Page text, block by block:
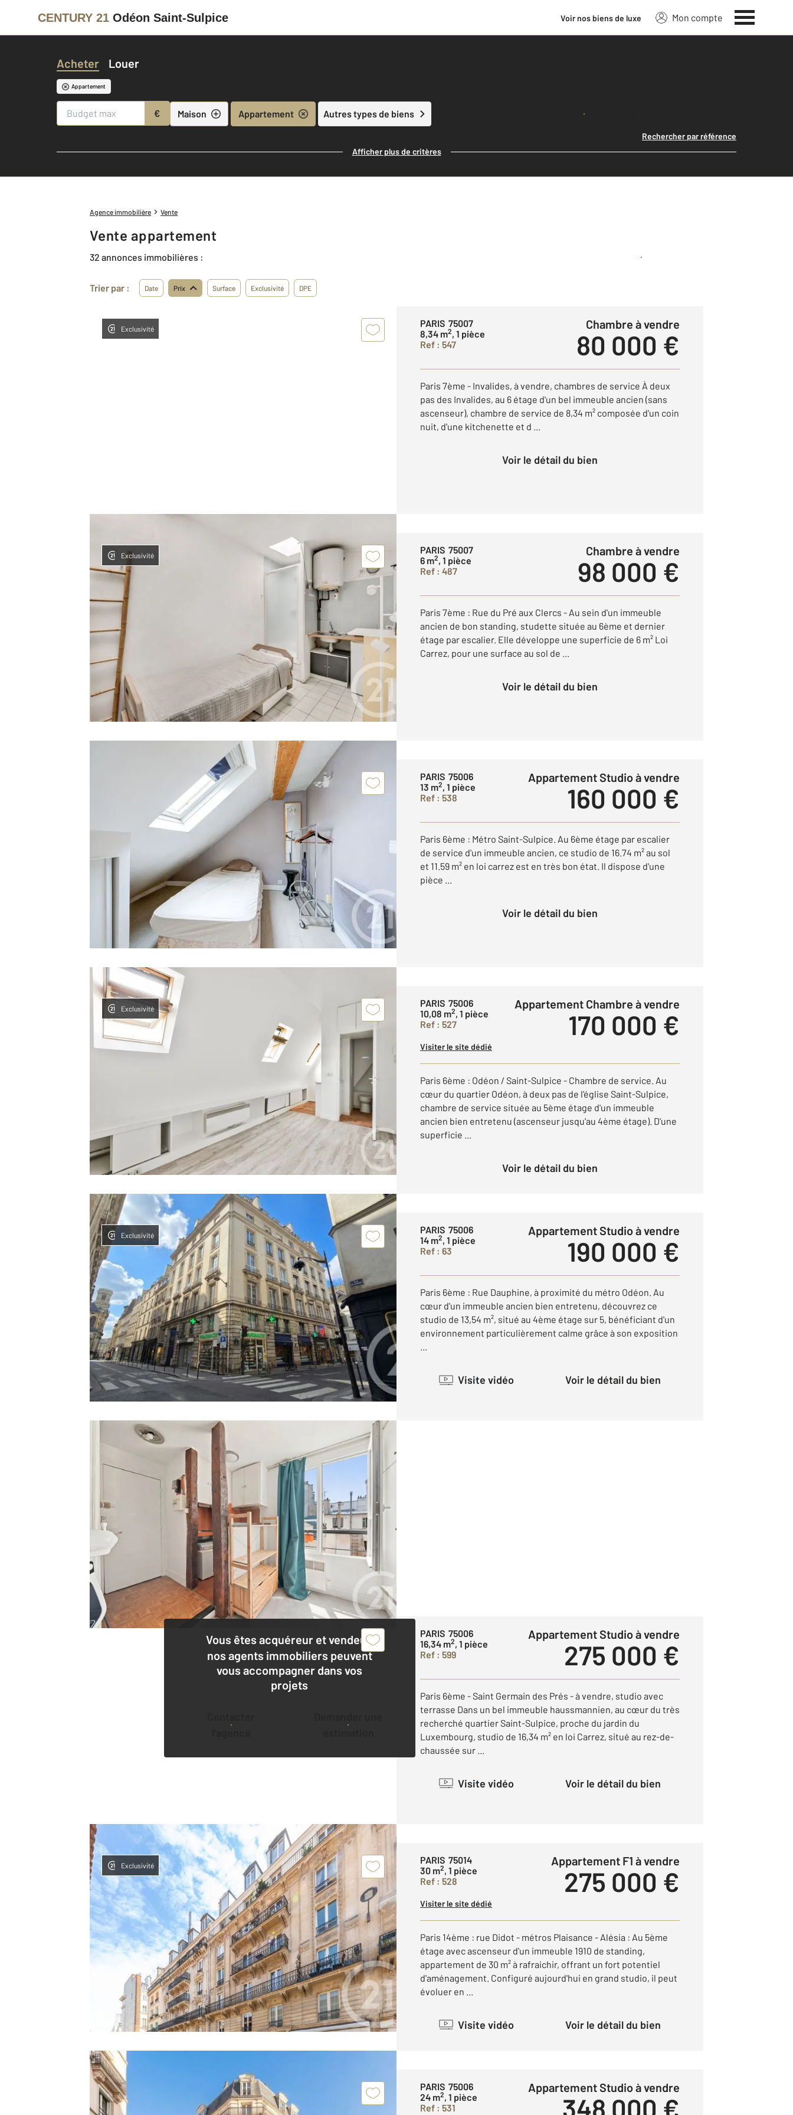
CENTURY 21 Odéon Saint-Sulpice Voir nos biens de luxe Mon compte
Acheter Louer
Appartement
€ Maison Appartement Autres types de biens Lancer ma recherche
Rechercher par référence
Afficher plus de critères
Agence immobilière Vente
Vente appartement
32 annonces immobilières : Créer une alerte
Trier par : Date Prix Surface Exclusivité DPE
Exclusivité
PARIS 75007
8,34 m2, 1 pièce
Ref : 547
Chambre à vendre
80 000 €
Paris 7ème - Invalides, à vendre, chambres de service À deux
pas des Invalides, au 6 étage d'un bel immeuble ancien (sans
ascenseur), chambre de service de 8,34 m² composée d'un coin
nuit, d'une kitchenette et d ...
Voir le détail du bien
Exclusivité
PARIS 75007
6 m2, 1 pièce
Ref : 487
Chambre à vendre
98 000 €
Paris 7ème : Rue du Pré aux Clercs - Au sein d'un immeuble
ancien de bon standing, studette située au 6ème et dernier
étage par escalier. Elle développe une superficie de 6 m² Loi
Carrez, pour une surface au sol de ...
Voir le détail du bien
PARIS 75006
13 m2, 1 pièce
Ref : 538
Appartement Studio à vendre
160 000 €
Paris 6ème : Métro Saint-Sulpice. Au 6ème étage par escalier
de service d'un immeuble ancien, ce studio de 16.74 m² au sol
et 11.59 m² en loi carrez est en très bon état. Il dispose d'une
pièce ...
Voir le détail du bien
Exclusivité
PARIS 75006
10,08 m2, 1 pièce
Ref : 527
Appartement Chambre à vendre
170 000 €
Visiter le site dédié
Paris 6ème : Odéon / Saint-Sulpice - Chambre de service. Au
cœur du quartier Odéon, à deux pas de l'église Saint-Sulpice,
chambre de service située au 5ème étage d'un immeuble
ancien bien entretenu (ascenseur jusqu'au 4ème étage). D'une
superficie ...
Voir le détail du bien
Exclusivité
PARIS 75006
14 m2, 1 pièce
Ref : 63
Appartement Studio à vendre
190 000 €
Paris 6ème : Rue Dauphine, à proximité du métro Odéon. Au
cœur d'un immeuble ancien bien entretenu, découvrez ce
studio de 13,54 m², situé au 4ème étage sur 5, bénéficiant d'un
environnement particulièrement calme grâce à son exposition
...
Visite vidéo Voir le détail du bien
Vous êtes acquéreur et vendeur,
nos agents immobiliers peuvent
vous accompagner dans vos
projets
PARIS 75006
16,34 m2, 1 pièce
Ref : 599
Appartement Studio à vendre
275 000 €
Paris 6ème - Saint Germain des Prés - à vendre, studio avec
terrasse Dans un bel immeuble haussmannien, au cœur du très
recherché quartier Saint-Sulpice, proche du jardin du
Luxembourg, studio de 16,34 m² en loi Carrez, situé au rez-de-
chaussée sur ...
Visite vidéo Voir le détail du bien
Exclusivité
PARIS 75014
30 m2, 1 pièce
Ref : 528
Appartement F1 à vendre
275 000 €
Visiter le site dédié
Paris 14ème : rue Didot - métros Plaisance - Alésia : Au 5ème
étage avec ascenseur d'un immeuble 1910 de standing,
appartement de 30 m² à rafraichir, offrant un fort potentiel
d'aménagement. Configuré aujourd'hui en grand studio, il peut
évoluer en ...
Visite vidéo Voir le détail du bien
PARIS 75006
24 m2, 1 pièce
Ref : 531
Appartement Studio à vendre
348 000 €